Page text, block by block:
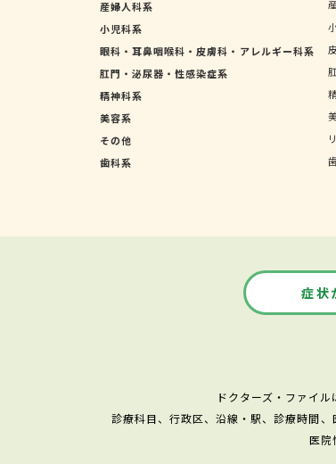
産婦人科系
小児科系
眼科・耳鼻咽喉科・皮膚科・アレルギー科系
肛門・泌尿器・性感染症系
精神科系
美容系
その他
歯科系
症状
ドクターズ・ファイ
診療科目、行政区、沿線・駅、診療時間
医院